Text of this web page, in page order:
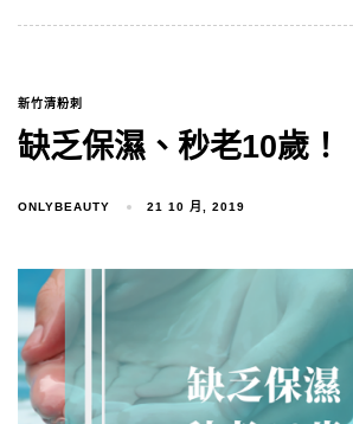
新竹清粉刺
缺乏保濕、秒老10歲！
ONLYBEAUTY 21 10 月, 2019